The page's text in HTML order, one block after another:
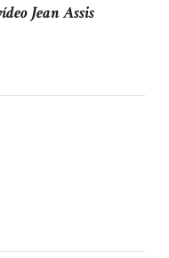
Jean Assis